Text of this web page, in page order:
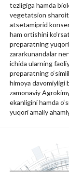
tezligiga hamda
vegetatsion
atsetamiprid
ham ortishini
preparatning
zararkunandalar
ichida ularning
preparatning
himoya davomiyligi
zamonaviy
ekanligini hamda
yuqori amaliy